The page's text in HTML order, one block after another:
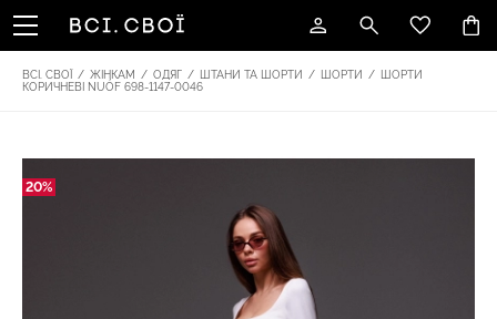
ВСІ. СВОЇ / ЖІНКАМ / ОДЯГ / ШТАНИ ТА ШОРТИ / ШОРТИ /
ШОРТИ
КОРИЧНЕВІ NUÓF 698-1147-0046
20%